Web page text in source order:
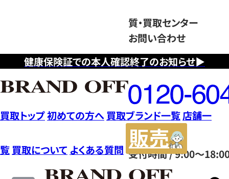
健康保険証での本人確認終了のお知らせ▶
質・買取センター
お問い合わせ
フ
リ
ー
ダ
イ
ヤ
ル
0120604117
受付時間 / 9:00～
買取トップ初めての方へ 買取ブランド一覧店舗一
覧 買取について よくある質問
サ